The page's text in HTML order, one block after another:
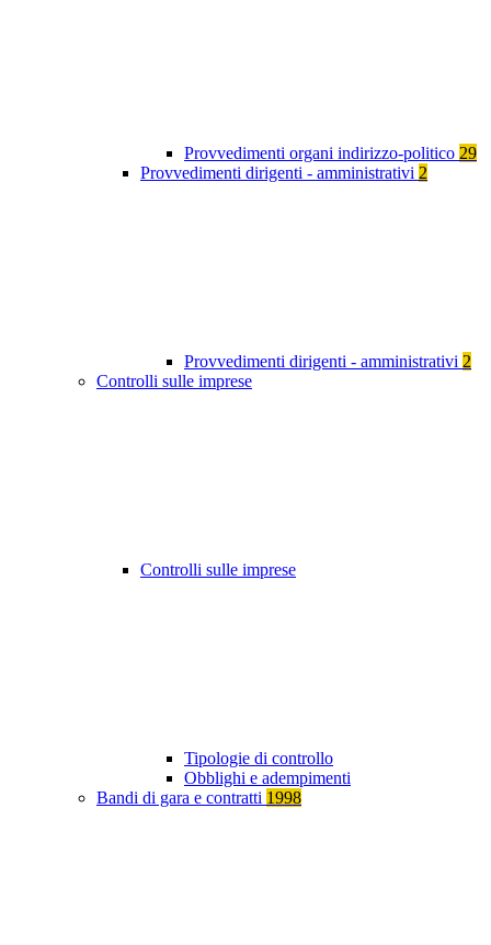
Provvedimenti organi indirizzo-politico 29
Provvedimenti dirigenti - amministrativi 2
Provvedimenti dirigenti - amministrativi 2
Controlli sulle imprese
Controlli sulle imprese
Tipologie di controllo
Obblighi e adempimenti
Bandi di gara e contratti 1998